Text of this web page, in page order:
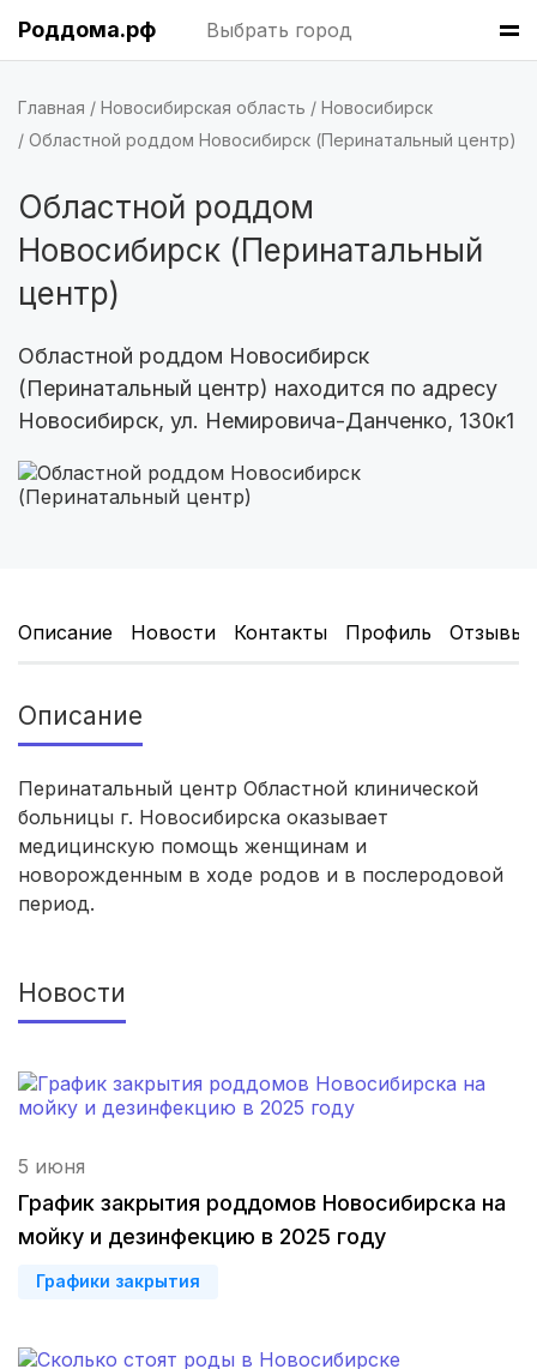
Роддома.рф Выбрать город
Главная Новосибирская область
Новосибирск
Областной роддом Новосибирск (Перинатальный центр)
Областной роддом
Новосибирск (Перинатальный
центр)
Областной роддом Новосибирск
(Перинатальный центр) находится по адресу
Новосибирск, ул. Немировича-Данченко, 130к1
Описание Новости Контакты Профиль Отзывы
Описание
Перинатальный центр Областной клинической
больницы г. Новосибирска оказывает
медицинскую помощь женщинам и
новорожденным в ходе родов и в послеродовой
период.
Новости
5 июня
График закрытия роддомов Новосибирска на
мойку и дезинфекцию в 2025 году
Графики закрытия
Тверь(5 роддомов)
Саратов(5 роддомов)
Томск(5 роддомов)
Симферополь(4 роддома)
Махачкала
Киров(4 роддома)
Ульяновск (4 роддома)
Липецк(4 роддома)
Ижевск(4 роддома)
Смоленск
Брянск(4 роддома)
Владикавказ(4 роддома)
Чита
Курган
Тольятти(3 роддома)
Архангельск
Севастополь(3 роддома)
Набережные Челны (3 роддома)